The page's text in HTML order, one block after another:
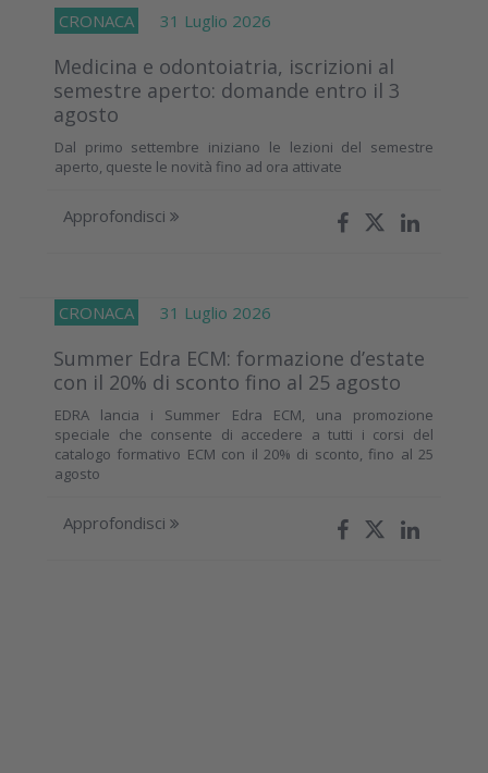
CRONACA 31 Luglio 2026
Medicina e odontoiatria, iscrizioni al
semestre aperto: domande entro il 3
agosto
Dal primo settembre iniziano le lezioni del semestre
aperto, queste le novità fino ad ora attivate
Approfondisci
CRONACA 31 Luglio 2026
Summer Edra ECM: formazione d’estate
con il 20% di sconto fino al 25 agosto
EDRA lancia i Summer Edra ECM, una promozione
speciale che consente di accedere a tutti i corsi del
catalogo formativo ECM con il 20% di sconto, fino al 25
agosto
Approfondisci